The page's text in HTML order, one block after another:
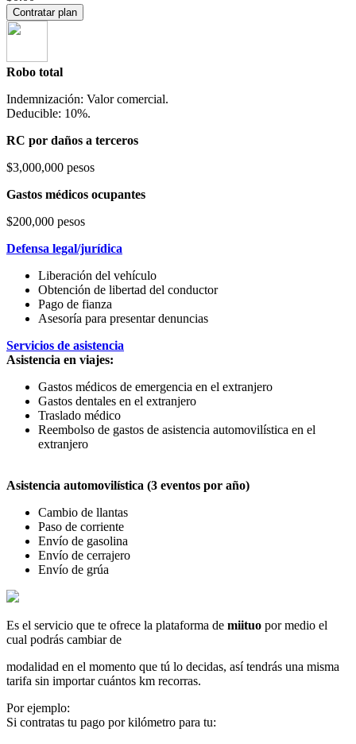
Contratar plan
Robo total
Indemnización: Valor comercial.
Deducible: 10%.
RC por daños a terceros
$3,000,000 pesos
Gastos médicos ocupantes
$200,000 pesos
Defensa legal/jurídica
Liberación del vehículo
Obtención de libertad del conductor
Pago de fianza
Asesoría para presentar denuncias
Servicios de asistencia
Asistencia en viajes:
Gastos médicos de emergencia en el extranjero
Gastos dentales en el extranjero
Traslado médico
Reembolso de gastos de asistencia automovilística en el
extranjero
Asistencia automovilística (3 eventos por año)
Cambio de llantas
Paso de corriente
Envío de gasolina
Envío de cerrajero
Envío de grúa
Es el servicio que te ofrece la plataforma de miituo por medio el
cual podrás cambiar de
modalidad en el momento que tú lo decidas, así tendrás una misma
tarifa sin importar cuántos km recorras.
Por ejemplo:
Si contratas tu pago por kilómetro para tu: